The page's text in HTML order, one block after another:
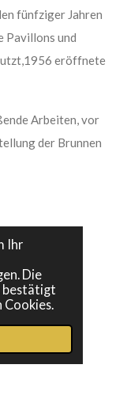
Ihr
Die
bestätigt
fünfziger Jahren
Pavillons und
eröffnete
Arbeiten, vor
der Brunnen